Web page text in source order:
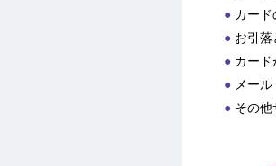
カード
お引落
カード
メー
その他